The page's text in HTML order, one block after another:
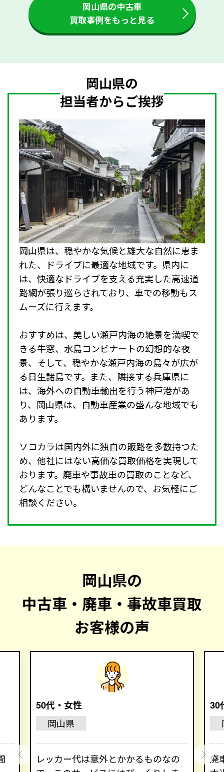
岡山県の中古車
買取事例をもっと見る
岡山県の
担当者からご挨拶
岡山県は、穏やかな気候と雄大な自然に恵ま
れた、ドライブに最適な地域です。県内に
は、快適なドライブを支える充実した高速道
路網が張り巡らされており、車での移動もス
ムーズに行えます。
おすすめは、美しい瀬戸内海の絶景を満喫で
きる牛窓、水島コンビナートの幻想的な夜
景、そして、穏やかな瀬戸内海の島々が広が
る日生諸島です。また、隣接する兵庫県に
は、海外への自動車輸出を行う神戸港があ
り、岡山県は、自動車産業の盛んな地域でも
あります。
ソコカラは国内外に独自の販路を多数持つた
め、他社にはない高価な買取価格を実現して
おります。廃車や事故車の買取のことなど、
どんなことでも構いませんので、お気軽にご
相談ください。
岡山県の
中古車・廃車・事故車買取
お客様の声
50代・女性
岡山県
レッカー代は意外とかかるものなの
30
廃